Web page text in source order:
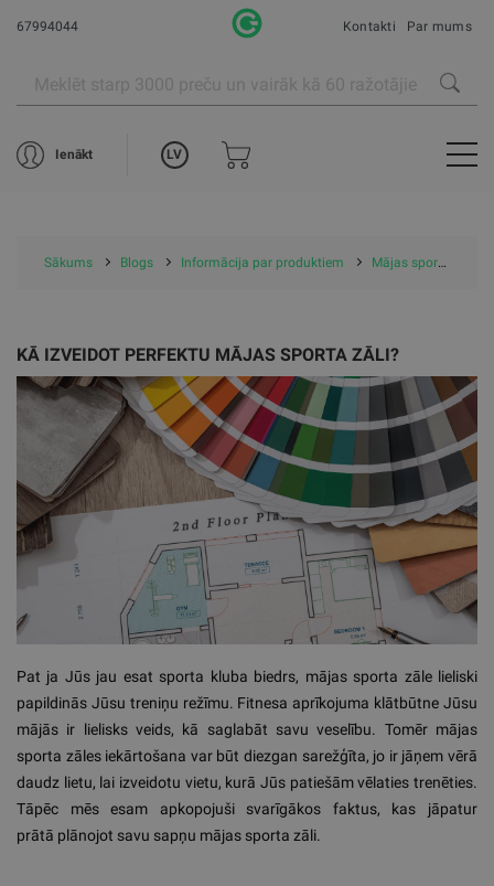
67994044 Kontakti Par mums
Ienākt LV
Sākums Blogs Informācija par produktiem Mājas sporta zāles iekārtošana
KĀ IZVEIDOT PERFEKTU MĀJAS SPORTA ZĀLI?
Pat ja Jūs jau esat sporta kluba biedrs, mājas sporta zāle lieliski
papildinās Jūsu treniņu režīmu. Fitnesa aprīkojuma klātbūtne Jūsu
mājās ir lielisks veids, kā saglabāt savu veselību. Tomēr mājas
sporta zāles iekārtošana var būt diezgan sarežģīta, jo ir jāņem vērā
daudz lietu, lai izveidotu vietu, kurā Jūs patiešām vēlaties trenēties.
Tāpēc mēs esam apkopojuši svarīgākos faktus, kas jāpatur
prātā plānojot savu sapņu mājas sporta zāli.